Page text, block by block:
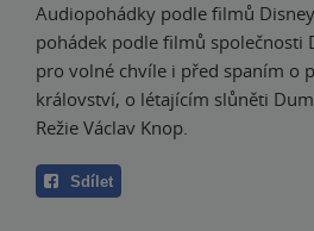
Audiopohádky podle filmů
pohádek podle filmů společnosti
pro volné chvíle i před spaním o
království, o létajícím slůněti
Režie Václav Knop.
Sdílet